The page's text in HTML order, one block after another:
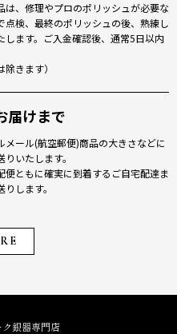
は、修理やプロのポリッシュが必要な
点検、最終のポリッシュの後、熟練し
します。ご入金確認後、通常5日以内
きます）
届けまで
メール(航空郵便)商品の大きさなどに
いたします。
便ともに確実に到着するご自宅配達ま
します。
銀器専門店